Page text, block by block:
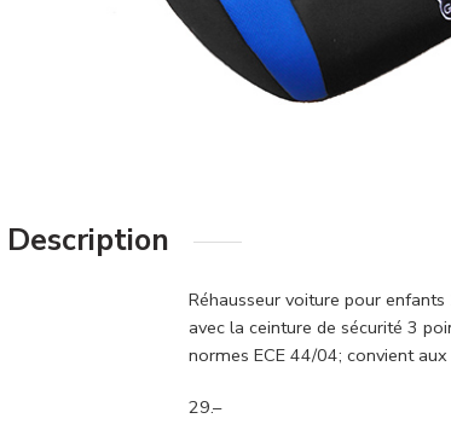
Description
Réhausseur voiture pour
avec la ceinture de sécurité 3
normes ECE 44/04; convient
29.–